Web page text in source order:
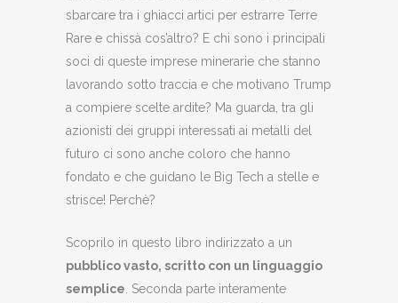
sbarcare tra i ghiacci artici per estrarre Terre
Rare e chissà cos’altro? E chi sono i principali
soci di queste imprese minerarie che stanno
lavorando sotto traccia e che motivano Trump
a compiere scelte ardite? Ma guarda, tra gli
azionisti dei gruppi interessati ai metalli del
futuro ci sono anche coloro che hanno
fondato e che guidano le Big Tech a stelle e
strisce! Perchè?
Scoprilo in questo libro indirizzato a un
pubblico vasto, scritto con un linguaggio
semplice . Seconda parte interamente